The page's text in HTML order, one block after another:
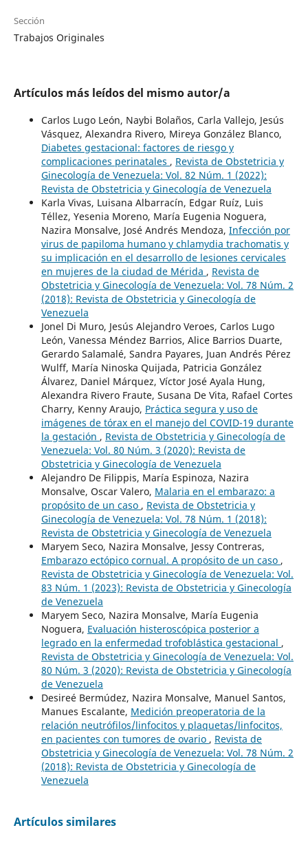
Sección
Trabajos Originales
Artículos más leídos del mismo autor/a
Carlos Lugo León, Naybi Bolaños, Carla Vallejo, Jesús
Vásquez, Alexandra Rivero, Mireya González Blanco,
Diabetes gestacional: factores de riesgo y
complicaciones perinatales , Revista de Obstetricia y
Ginecología de Venezuela: Vol. 82 Núm. 1 (2022):
Revista de Obstetricia y Ginecología de Venezuela
Karla Vivas, Luisana Albarracín, Edgar Ruíz, Luis
Téllez, Yesenia Moreno, María Eugenia Noguera,
Nazira Monsalve, José Andrés Mendoza, Infección por
virus de papiloma humano y chlamydia trachomatis y
su implicación en el desarrollo de lesiones cervicales
en mujeres de la ciudad de Mérida , Revista de
Obstetricia y Ginecología de Venezuela: Vol. 78 Núm. 2
(2018): Revista de Obstetricia y Ginecología de
Venezuela
Jonel Di Muro, Jesús Alejandro Veroes, Carlos Lugo
León, Vanessa Méndez Barrios, Alice Barrios Duarte,
Gerardo Salamalé, Sandra Payares, Juan Andrés Pérez
Wulff, María Ninoska Quijada, Patricia González
Álvarez, Daniel Márquez, Víctor José Ayala Hung,
Alexandra Rivero Fraute, Susana De Vita, Rafael Cortes
Charry, Kenny Araujo, Práctica segura y uso de
imágenes de tórax en el manejo del COVID-19 durante
la gestación , Revista de Obstetricia y Ginecología de
Venezuela: Vol. 80 Núm. 3 (2020): Revista de
Obstetricia y Ginecología de Venezuela
Alejandro De Filippis, María Espinoza, Nazira
Monsalve, Oscar Valero, Malaria en el embarazo: a
propósito de un caso , Revista de Obstetricia y
Ginecología de Venezuela: Vol. 78 Núm. 1 (2018):
Revista de Obstetricia y Ginecología de Venezuela
Maryem Seco, Nazira Monsalve, Jessy Contreras,
Embarazo ectópico cornual. A propósito de un caso ,
Revista de Obstetricia y Ginecología de Venezuela: Vol.
83 Núm. 1 (2023): Revista de Obstetricia y Ginecología
de Venezuela
Maryem Seco, Nazira Monsalve, María Eugenia
Noguera, Evaluación histeroscópica posterior a
legrado en la enfermedad trofoblástica gestacional ,
Revista de Obstetricia y Ginecología de Venezuela: Vol.
80 Núm. 3 (2020): Revista de Obstetricia y Ginecología
de Venezuela
Desireé Bermúdez, Nazira Monsalve, Manuel Santos,
Manues Escalante, Medición preoperatoria de la
relación neutrófilos/linfocitos y plaquetas/linfocitos,
en pacientes con tumores de ovario , Revista de
Obstetricia y Ginecología de Venezuela: Vol. 78 Núm. 2
(2018): Revista de Obstetricia y Ginecología de
Venezuela
Artículos similares